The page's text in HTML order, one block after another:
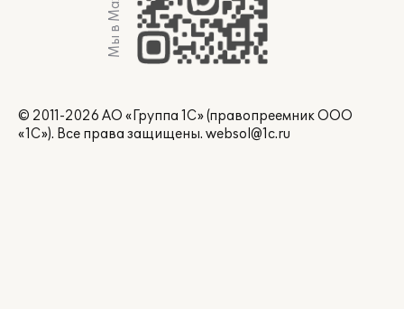
Мы в Max
© 2011-2026 АО «Группа 1С» (правопреемник ООО
«1С»). Все права защищены. websol@1c.ru